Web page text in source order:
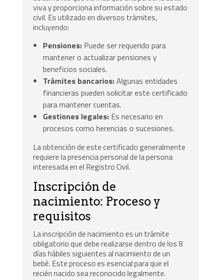
viva y proporciona información sobre su estado
civil. Es utilizado en diversos trámites,
incluyendo:
Pensiones: Puede ser requerido para
mantener o actualizar pensiones y
beneficios sociales.
Trámites bancarios:Algunas entidades
financieras pueden solicitar este certificado
para mantener cuentas.
Gestiones legales: Es necesario en
procesos como herencias o sucesiones.
La obtención de este certificado generalmente
requiere la presencia personal de la persona
interesada en el Registro Civil.
Inscripción de
nacimiento: Proceso y
requisitos
La inscripción de nacimiento es un trámite
obligatorio que debe realizarse dentro de los 8
días hábiles siguientes al nacimiento de un
bebé. Este proceso es esencial para que el
recién nacido sea reconocido legalmente.